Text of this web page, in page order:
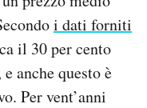
i dati forniti
il 30 per cento
anche questo è
Per vent’anni